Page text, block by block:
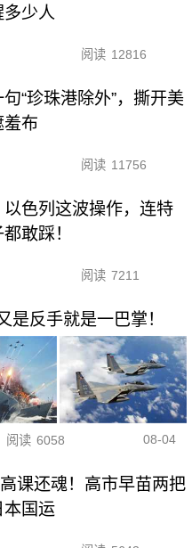
少人
阅读 12816
“珍珠港除外”，撕开美
羞布
阅读 11756
以色列这波操作，连特
敢踩！
阅读 7211
是反手就是一巴掌！
阅读 6058 08-04
课还魂！高市早苗两把
本国运